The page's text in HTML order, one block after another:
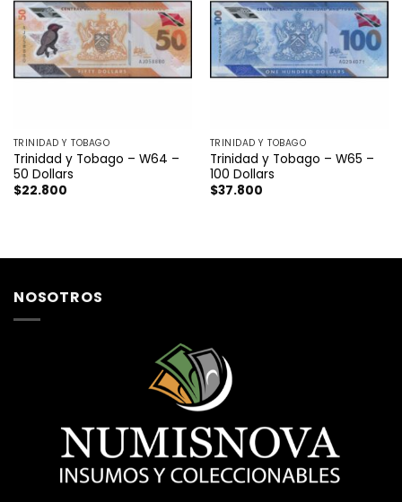
TRINIDAD Y TOBAGO
Trinidad y Tobago – W64 –
50 Dollars
$22.800
TRINIDAD Y TOBAGO
Trinidad y Tobago – W65 –
100 Dollars
$37.800
NOSOTROS